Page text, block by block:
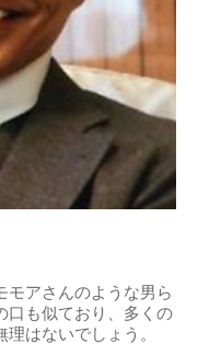
モアさんのような男ら
口も似ており、多くの
はないでしょう。